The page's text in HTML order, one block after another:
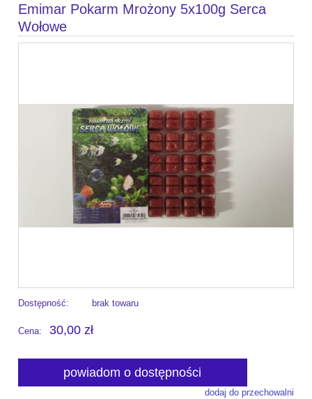
Emimar Pokarm Mrożony 5x100g Serca
Wołowe
Dostępność: brak towaru
Cena: 30,00 zł
powiadom o dostępności
dodaj do przechowalni